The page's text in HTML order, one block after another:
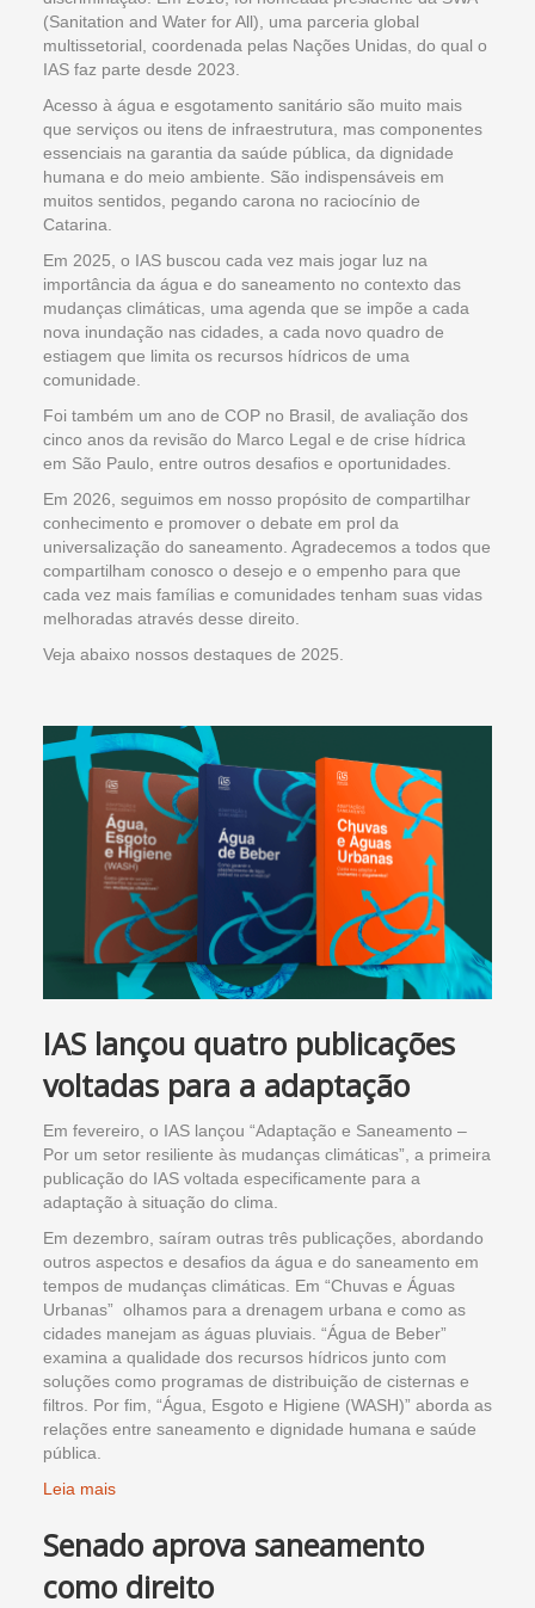
(Sanitation and Water for All), uma parceria global
multissetorial, coordenada pelas Nações Unidas, do qual o
IAS faz parte desde 2023.
Acesso à água e esgotamento sanitário são muito mais
que serviços ou itens de infraestrutura, mas componentes
essenciais na garantia da saúde pública, da dignidade
humana e do meio ambiente. São indispensáveis em
muitos sentidos, pegando carona no raciocínio de
Catarina.
Em 2025, o IAS buscou cada vez mais jogar luz na
importância da água e do saneamento no contexto das
mudanças climáticas, uma agenda que se impõe a cada
nova inundação nas cidades, a cada novo quadro de
estiagem que limita os recursos hídricos de uma
comunidade.
Foi também um ano de COP no Brasil, de avaliação dos
cinco anos da revisão do Marco Legal e de crise hídrica
em São Paulo, entre outros desafios e oportunidades.
Em 2026, seguimos em nosso propósito de compartilhar
conhecimento e promover o debate em prol da
universalização do saneamento. Agradecemos a todos que
compartilham conosco o desejo e o empenho para que
cada vez mais famílias e comunidades tenham suas vidas
melhoradas através desse direito.
Veja abaixo nossos destaques de 2025.
IAS lançou quatro publicações
voltadas para a adaptação
Em fevereiro, o IAS lançou “Adaptação e Saneamento –
Por um setor resiliente às mudanças climáticas”, a primeira
publicação do IAS voltada especificamente para a
adaptação à situação do clima.
Em dezembro, saíram outras três publicações, abordando
outros aspectos e desafios da água e do saneamento em
tempos de mudanças climáticas. Em “Chuvas e Águas
Urbanas” olhamos para a drenagem urbana e como as
cidades manejam as águas pluviais. “Água de Beber”
examina a qualidade dos recursos hídricos junto com
soluções como programas de distribuição de cisternas e
filtros. Por fim, “Água, Esgoto e Higiene (WASH)” aborda as
relações entre saneamento e dignidade humana e saúde
pública.
Leia mais
Senado aprova saneamento
como direito